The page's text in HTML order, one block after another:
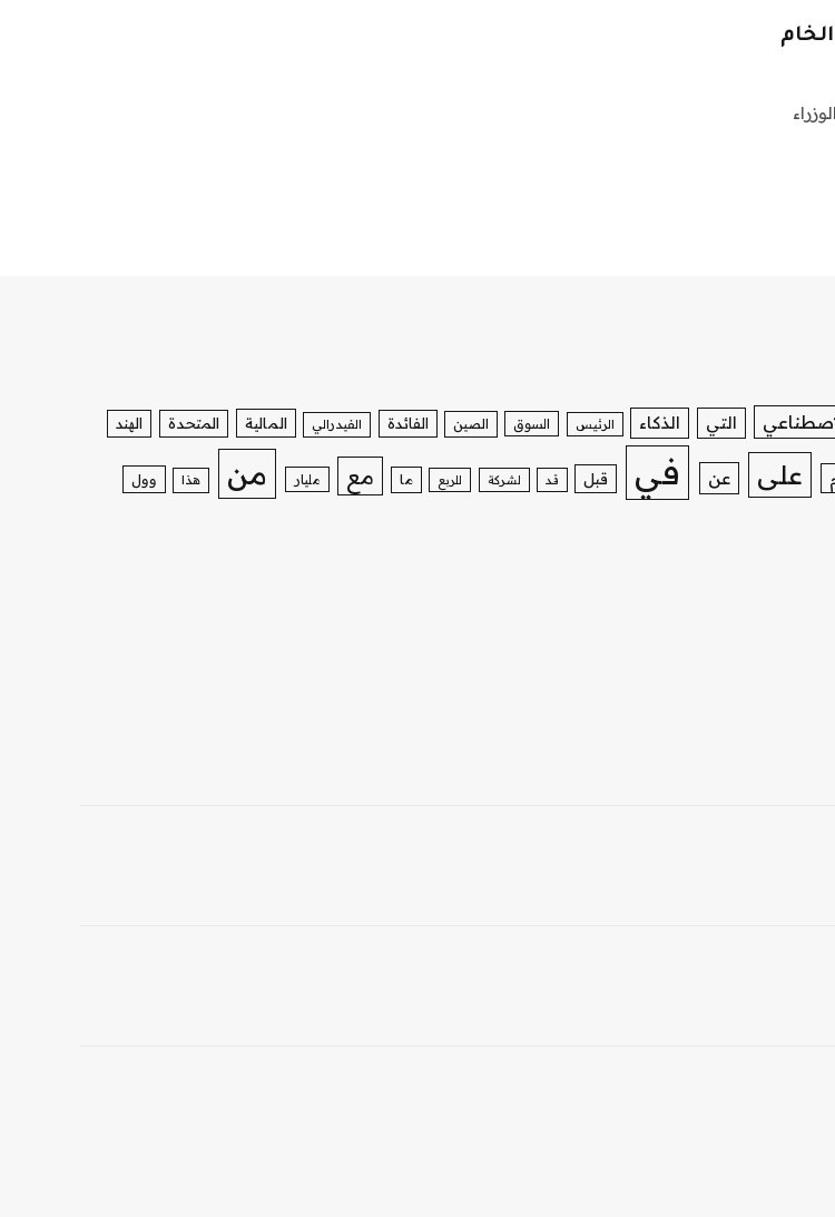
التي الذكاء الرئيس السوق الصين الفائدة الفيدرالي المالية المتحدة الهند
على عن في قبل قد لشركة للربع ما مع مليار من هذا وول